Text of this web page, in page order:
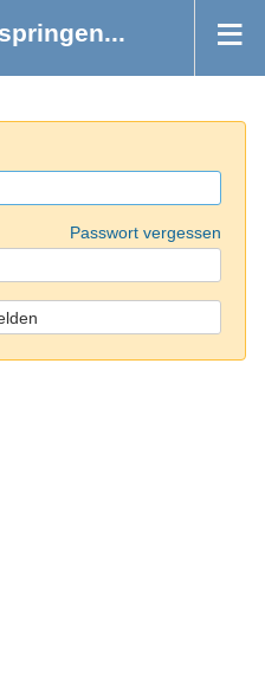
Passwort vergessen